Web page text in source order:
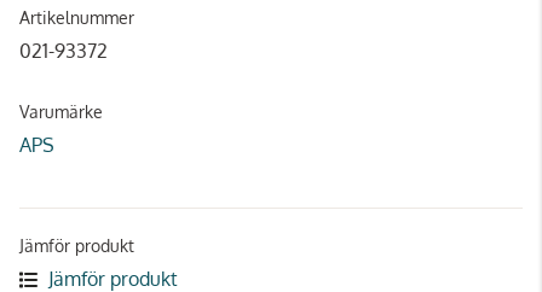
Artikelnummer
021-93372
Varumärke
APS
Jämför produkt
Jämför produkt